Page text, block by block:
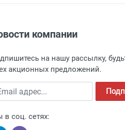
г. Москва,
о поступлении
пункт выдачи, чтобы
компании
на нашу рассылку,
акционных предложений.
адрес
в соц. сетях: